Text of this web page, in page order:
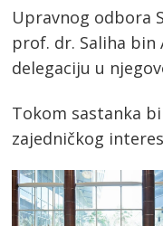
Upravnog odbora
prof. dr. Saliha bin
delegaciju u
Tokom sastanka
zajedničkog